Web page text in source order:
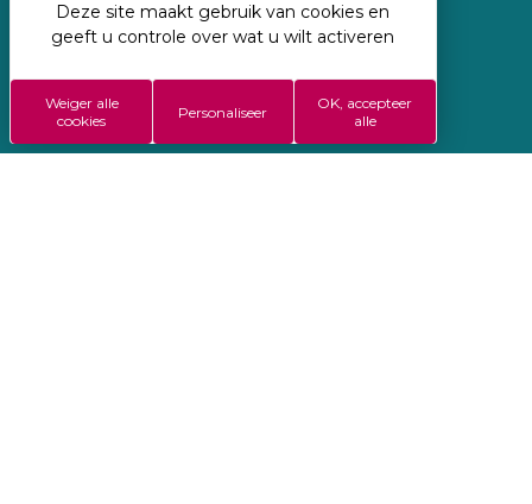
Geregisseerd door Koredge
Wettelijke vermeldingen
ALGEMENE VERKOOPSVOORWAARDEN
Deze site maakt gebruik van cookies en
geeft u controle over wat u wilt activeren
OK, accepteer
alle
Weiger alle
cookies
Personaliseer